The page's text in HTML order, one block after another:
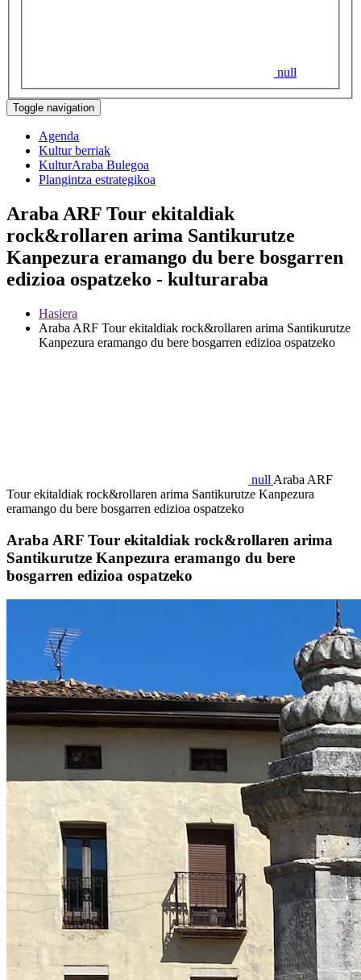
null
Toggle navigation
Agenda
Kultur berriak
KulturAraba Bulegoa
Plangintza estrategikoa
Araba ARF Tour ekitaldiak
rock&rollaren arima Santikurutze
Kanpezura eramango du bere bosgarren
edizioa ospatzeko - kulturaraba
Hasiera
Araba ARF Tour ekitaldiak rock&rollaren arima Santikurutze
Kanpezura eramango du bere bosgarren edizioa ospatzeko
null Araba ARF
Tour ekitaldiak rock&rollaren arima Santikurutze Kanpezura
eramango du bere bosgarren edizioa ospatzeko
Araba ARF Tour ekitaldiak rock&rollaren arima
Santikurutze Kanpezura eramango du bere
bosgarren edizioa ospatzeko